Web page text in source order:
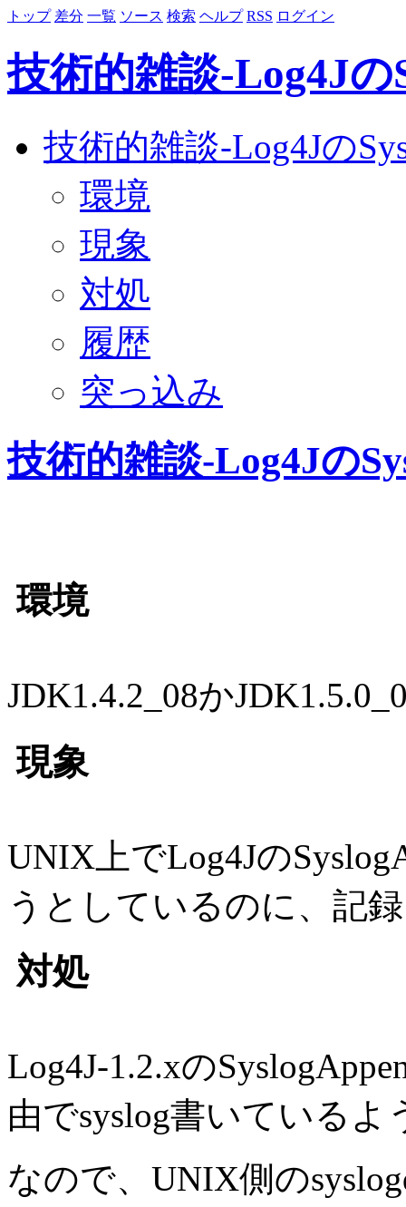
トップ 差分 一覧 ソース 検索 ヘルプ RSS ログイン
技術的雑談-Log4Jの
技術的雑談-Log4Jの
環境
現象
対処
履歴
突っ込み
技術的雑談-Log4Jの
環境
JDK1.4.2_08か
現象
UNIX上でLog4Jの
うとしているのに、記
対処
Log4J-1.2.xの
由でsyslog書いているよ
なので、UNIX側の